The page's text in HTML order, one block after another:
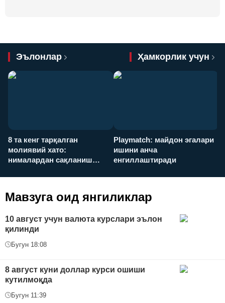
Эълонлар Ҳамкорлик учун
8 та кенг тарқалган
молиявий хато:
нималардан сақланиш
Playmatch: майдон эгалари
ишини анча
енгиллаштиради
Мавзуга оид янгиликлар
10 август учун валюта курслари эълон
қилинди
Бугун 18:08
8 август куни доллар курси ошиши
кутилмоқда
Бугун 11:39